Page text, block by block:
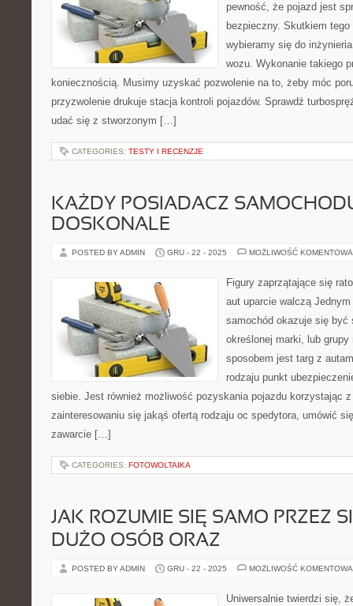
pewność, że pojazd jest
bezpieczny. Skutkiem
wybieramy się do
wozu. Wykonanie takiego
koniecznością. Musimy uzyskać pozwolenie na to, żeby móc
przyzwolenie drukuje stacja kontroli pojazdów. Sprawdź
udać się z stworzonym […]
CATEGORIES: TESTY I RECENZJE
KAŻDY POSIADACZ
DOSKONALE
POSTED BY ADMIN GRU - 22 - 2025 MOŻLIWOŚĆ
Figury zaprzątające się
aut uparcie walczą
samochód okazuje się być
określonej marki, lub
sposobem jest targ z
rodzaju punkt
siebie. Jest również możliwość pozyskania pojazdu korzystając
zainteresowaniu się jakąś ofertą rodzaju oc spedytora, umówić
zawarcie […]
CATEGORIES: FOTOWOLTAIKA
JAK ROZUMIE SIĘ SAMO PRZEZ
DUŻO OSÓB ORAZ
POSTED BY ADMIN GRU - 22 - 2025 MOŻLIWOŚĆ
Uniwersalnie twierdzi się,